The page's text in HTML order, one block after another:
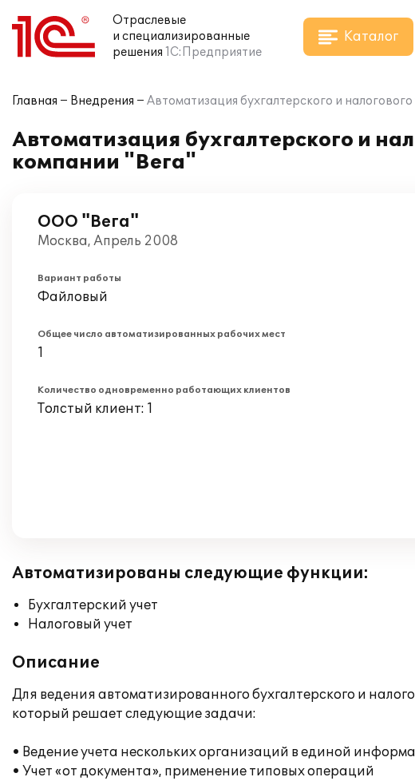
Отраслевые
и специализированные
решения 1С:Предприятие
Каталог
Главная Внедрения Автоматизация бухгалтерского и
Автоматизация бухгалтерского и
компании "Вега"
ООО "Вега"
Москва, Апрель 2008
Вариант работы
Файловый
Общее число автоматизированных рабочих мест
1
Количество одновременно работающих клиентов
Толстый клиент: 1
Автоматизированы следующие функции:
Бухгалтерский учет
Налоговый учет
Описание
Для ведения автоматизированного бухгалтерского и
который решает следующие задачи:
• Ведение учета нескольких организаций в единой
• Учет «от документа», применение типовых операций